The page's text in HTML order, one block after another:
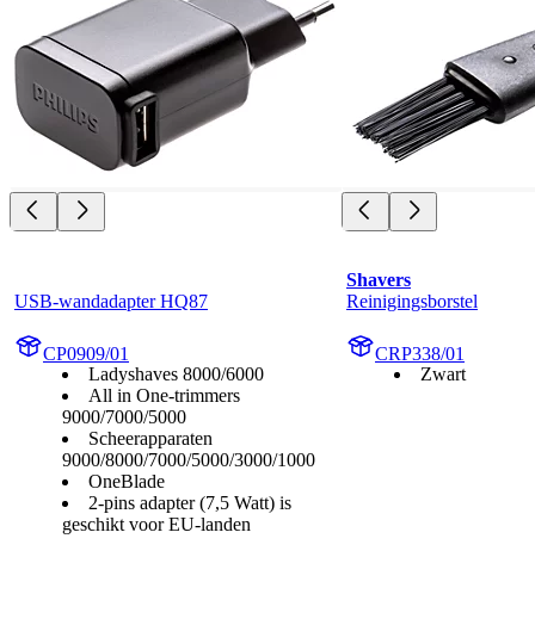
USB-wandadapter HQ87
CP0909/01
Ladyshaves 8000/6000
All in One-trimmers
9000/7000/5000
Scheerapparaten
9000/8000/7000/5000/3000/1000
OneBlade
2-pins adapter (7,5 Watt) is
geschikt voor EU-landen
Shavers
Reinigingsborstel
CRP338/01
Zwart